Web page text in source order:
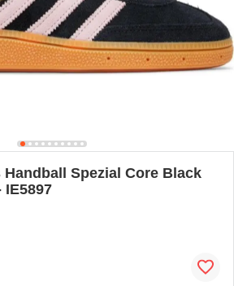
Handball Spezial Core Black
IE5897